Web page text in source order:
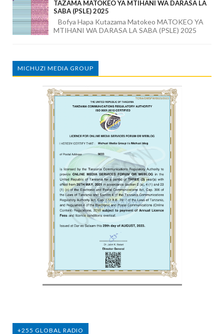
TAZAMA MATOKEO YA MTIHANI WA DARASA LA
SABA (PSLE) 2025
Bofya Hapa Kutazama Matokeo MATOKEO YA
MTIHANI WA DARASA LA SABA (PSLE) 2025
MICHUZI MEDIA GROUP
+255 GLOBAL RADIO